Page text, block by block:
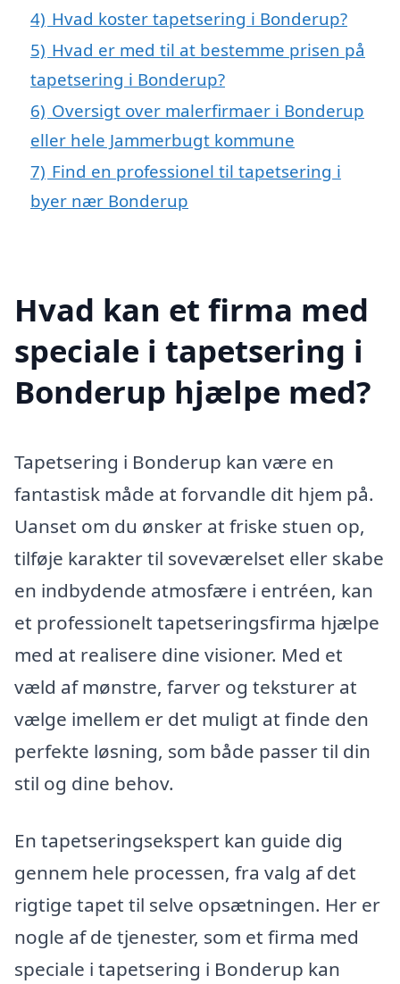
4) Hvad koster tapetsering i Bonderup?
5) Hvad er med til at bestemme prisen på
tapetsering i Bonderup?
6) Oversigt over malerfirmaer i Bonderup
eller hele Jammerbugt kommune
7) Find en professionel til tapetsering i
byer nær Bonderup
Hvad kan et firma med
speciale i tapetsering i
Bonderup hjælpe med?
Tapetsering i Bonderup kan være en
fantastisk måde at forvandle dit hjem på.
Uanset om du ønsker at friske stuen op,
tilføje karakter til soveværelset eller skabe
en indbydende atmosfære i entréen, kan
et professionelt tapetseringsfirma hjælpe
med at realisere dine visioner. Med et
væld af mønstre, farver og teksturer at
vælge imellem er det muligt at finde den
perfekte løsning, som både passer til din
stil og dine behov.
En tapetseringsekspert kan guide dig
gennem hele processen, fra valg af det
rigtige tapet til selve opsætningen. Her er
nogle af de tjenester, som et firma med
speciale i tapetsering i Bonderup kan